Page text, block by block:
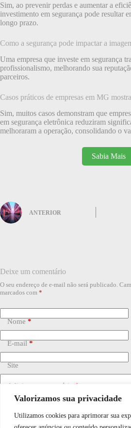
Valorizamos sua privacidade
Utilizamos cookies para aprimorar sua
Sim, ao prevenir perdas e aumentar a
investimento em segurança pode resultar
longo prazo.
Como a segurança pode impactar a
Uma empresa que investe em segurança
profissionalismo, melhorando sua
parceiros.
Casos práticos de empresas em MG
Sim, muitos casos demonstram que
em segurança eletrônica reduziram
melhoraram a operação, consolidando o
Sabia Mais
ANTERIOR
Deixe um comentário
O seu endereço de e-mail não será publicado.
marcados com *
Nome*
E-mail*
Site
Adicionar comentário *